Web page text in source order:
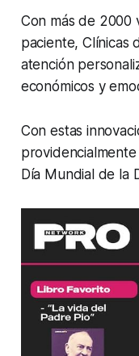
Con más de 2000
paciente, Clínicas
atención
económicos y
Con estas
providencialmente
Día Mundial de la